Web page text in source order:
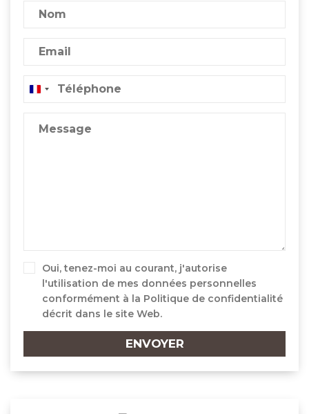
France
Oui, tenez-moi au courant, j'autorise
l'utilisation de mes données personnelles
conformément à la Politique de confidentialité
décrit dans le site Web.
ENVOYER